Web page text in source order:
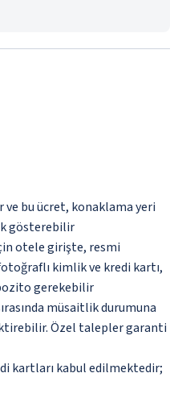
bu ücret, konaklama yeri
gösterebilir
otele girişte, resmi
kimlik ve kredi kartı,
gerekebilir
müsaitlik durumuna
Özel talepler garanti
kartları kabul edilmektedir;